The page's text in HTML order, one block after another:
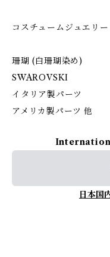
コスチュームジュエリ
珊瑚 (白珊瑚染め)
SWAROVSKI
イタリア製パーツ
アメリカ製パーツ 他
日本国